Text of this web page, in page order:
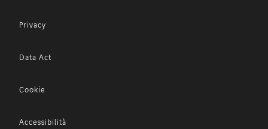
Privacy
Data Act
Cookie
Accessibilità